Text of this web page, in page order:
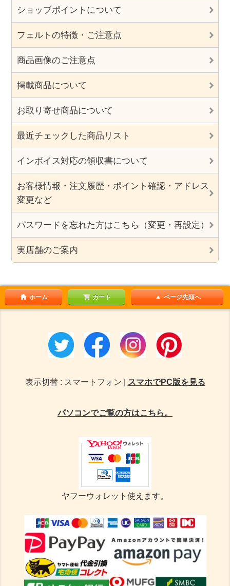
ショップポイントについて
フェルトの特徴・ご注意点
商品画像のご注意点
掲載商品について
お取り寄せ商品について
最近チェックした商品リスト
インボイス対応の領収書について
お客様情報・注文履歴・ポイント確認・アドレス
変更など
パスワードを忘れた方はこちら（変更・再設定）
実店舗のご案内
ホーム カート ページ先頭へ
表示切替 : スマートフォン | スマホでPC版を見る
パソコンでご覧の方はこちら。
ヤフーウォレット使えます。